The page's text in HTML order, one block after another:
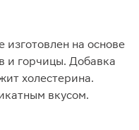
на основе
и горчицы. Добавка
холестерина.
вкусом.